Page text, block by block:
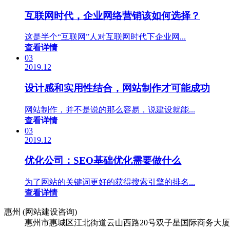
互联网时代，企业网络营销该如何选择？
这是半个“互联网”人对互联网时代下企业网...
查看详情
03
2019.12
设计感和实用性结合，网站制作才可能成功
网站制作，并不是说的那么容易，说建设就能...
查看详情
03
2019.12
优化公司：SEO基础优化需要做什么
为了网站的关键词更好的获得搜索引擎的排名...
查看详情
惠州 (网站建设咨询)
惠州市惠城区江北街道云山西路20号双子星国际商务大